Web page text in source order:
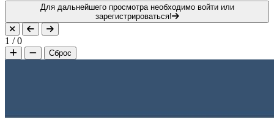
Для дальнейшего просмотра необходимо войти или
зарегистрироваться!
1 /0
Сброс